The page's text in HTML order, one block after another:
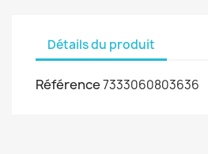
Détails du produit
Référence7333060803636